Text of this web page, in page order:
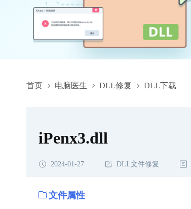
首页 电脑医生 DLL修复 DLL下载
iPenx3.dll,iPenx3.dll下载,iPenx3.dll修复
iPenx3.dll
2024-01-27 DLL文件修复
文件属性